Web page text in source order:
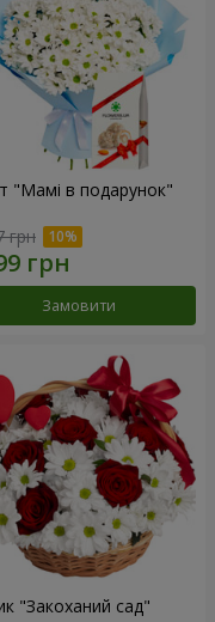
"Мамі в подарунок"
грн
Замовити
"Закоханий сад"